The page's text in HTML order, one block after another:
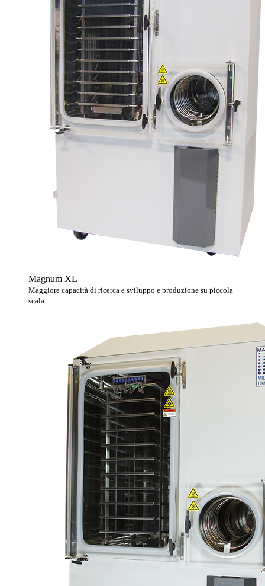
Magnum XL
Maggiore capacità di ricerca e sviluppo e produzione su piccola
scala